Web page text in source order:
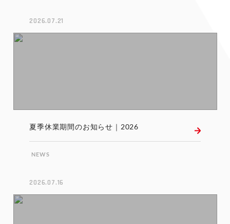
2026.07.21
夏季休業期間のお知らせ｜2026
NEWS
2026.07.16